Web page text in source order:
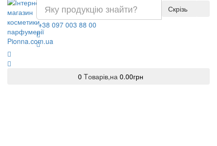
Скрізь
+38 097 003 88 00
0 Tоварів,на 0.00грн